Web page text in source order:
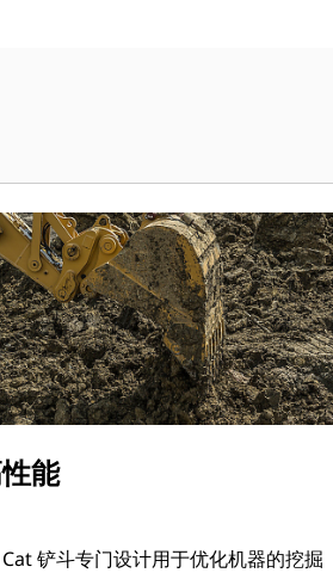
能
Cat 铲斗专门设计用于优化机器的挖掘